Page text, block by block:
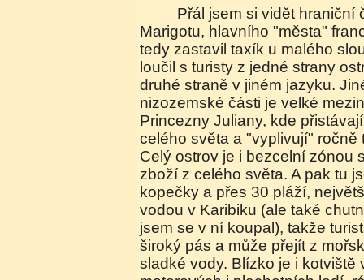
Přál jsem si vidět hraniční čáru. Na cestě do
Marigotu, hlavního "města"
tedy zastavil taxík u malého
loučil s turisty z jedné strany
druhé straně v jiném jazyku.
nizozemské části je velké
Princezny Juliany, kde
celého světa a "vyplivují" ročně
Celý ostrov je i bezcelní zónou
zboží z celého světa. A pak tu
kopečky a přes 30 pláží,
vodou v Karibiku (ale také
jsem se v ní koupal), takže
široký pás a může přejít z
sladké vody. Blízko je i kotviště